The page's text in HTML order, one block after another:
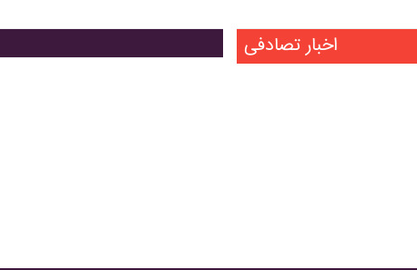
اخبار تصادفی